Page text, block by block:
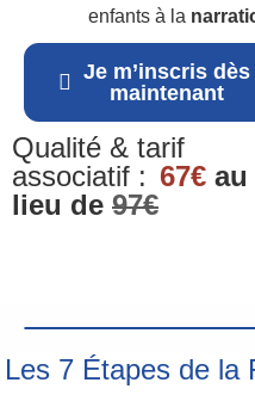
enfants à la
Je m’inscris dès
maintenant
Qualité & tarif
associatif : 67€ au
lieu de 97€
Les 7 Étapes de la